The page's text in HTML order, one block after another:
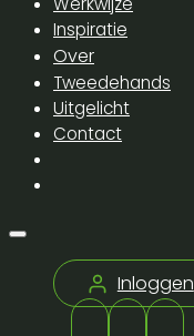
Inspiratie
Over
Tweedehands
Uitgelicht
Contact
Inloggen